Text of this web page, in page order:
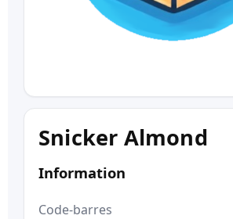
Snicker Almond
Information
Code-barres